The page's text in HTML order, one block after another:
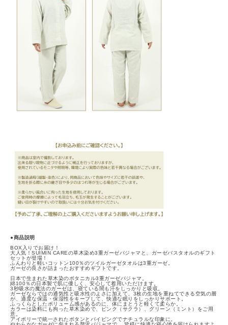
●商品説明
BOX入りでお届け！
大人気！SUIMIN CAREの草木染め3重ガーゼパジャマと、ガーゼバスタオルのギフト
セットが登場！
ふんわりと軽いコットン100％のツイルガーゼタオルは3重ガーゼ。
ガーゼの良さが詰まったおすすめギフトです。
日本で生まれた草木染のボタニカル3重ガーゼパジャマ。
綿100％の日本製で肌に優しく、安心して着用いただけます。
3秒吸水の魔法のガーゼは、寝ている間も汗をしっかりと吸収。
ガーゼならではの通気性と吸水性のよさに加えて、3枚の生地を重ねてできる空気の層
が、適度な保温・保湿性をキープして、快適な眠りをしっかりサポート。
ふっくらとしたボリューム感があるのに、体にまとうと軽くて柔らか。
カラーは染料にも拘った草木染めで、ピンク（サクラ）、グリーン（ミント）をご用
意。
アイボリーで統一されたボタンとパイピングでナチュラルな印象に。